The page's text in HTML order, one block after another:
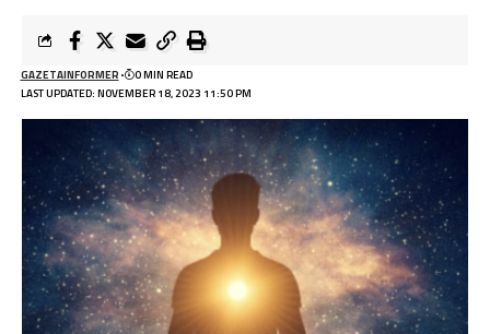
LAST UPDATED: NOVEMBER 18, 2023 11:50 PM
GAZETAINFORMER 0 MIN READ